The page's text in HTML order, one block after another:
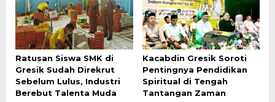
Ratusan Siswa SMK di
Gresik Sudah Direkrut
Sebelum Lulus, Industri
Berebut Talenta Muda
Kacabdin Gresik Soroti
Pentingnya Pendidikan
Spiritual di Tengah
Tantangan Zaman